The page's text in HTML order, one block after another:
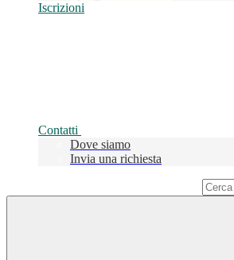
Iscrizioni
Contatti
Dove siamo
Invia una richiesta